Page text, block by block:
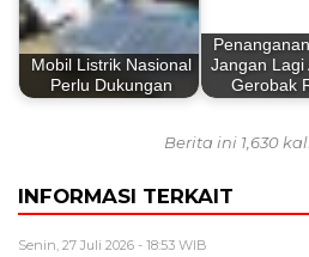
Mobil Listrik Nasional
Perlu Dukungan
Jangan Lagi
Gerobak
Berita ini 1,630
INFORMASI TERKAIT
Senin, 27 Juli 2026 - 18:53 WIB